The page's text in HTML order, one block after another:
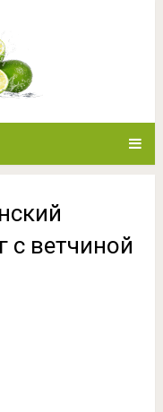
с ветчиной